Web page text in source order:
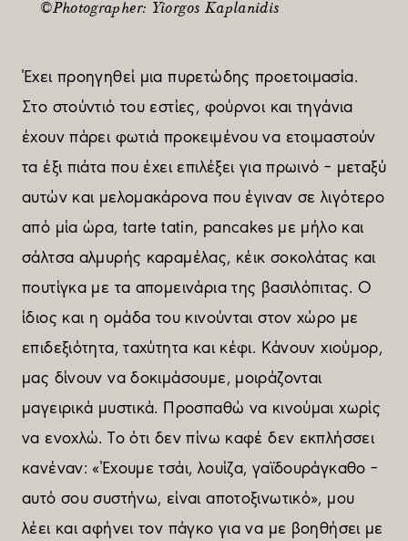
©Photographer: Yiorgos Kaplanidis
Έχει προηγηθεί µια πυρετώδης προετοιµασία.
Στο στούντιό του εστίες, φούρνοι και τηγάνια
έχουν πάρει φωτιά προκειµένου να ετοιµαστούν
τα έξι πιάτα που έχει επιλέξει για πρωινό – µεταξύ
αυτών και µελοµακάρονα που έγιναν σε λιγότερο
από µία ώρα, tarte tatin, pancakes µε µήλο και
σάλτσα αλµυρής καραµέλας, κέικ σοκολάτας και
πουτίγκα µε τα αποµεινάρια της βασιλόπιτας. Ο
ίδιος και η οµάδα του κινούνται στον χώρο µε
επιδεξιότητα, ταχύτητα και κέφι. Κάνουν χιούµορ,
µας δίνουν να δοκιµάσουµε, µοιράζονται
µαγειρικά µυστικά. Προσπαθώ να κινούµαι χωρίς
να ενοχλώ. Το ότι δεν πίνω καφέ δεν εκπλήσσει
κανέναν: «Έχουµε τσάι, λουίζα, γαϊδουράγκαθο –
αυτό σου συστήνω, είναι αποτοξινωτικό», µου
λέει και αφήνει τον πάγκο για να µε βοηθήσει µε